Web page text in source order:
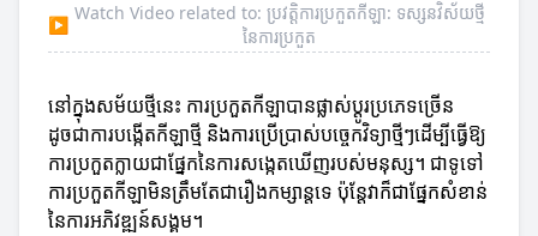
▶
Watch Video related to: ប្រវត្តិការប្រកួតកីឡា: ទស្សនវិស័យថ្មី
នៃការប្រកួត
នៅក្នុងសម័យថ្មីនេះ ការប្រកួតកីឡាបានផ្លាស់ប្តូរប្រភេទច្រើន
ដូចជាការបង្កើតកីឡាថ្មី និងការប្រើប្រាស់បច្ចេកវិទ្យាថ្មីៗដើម្បីធ្វើឱ្យ
ការប្រកួតក្លាយជាផ្នែកនៃការសង្កេតឃើញរបស់មនុស្ស។ ជាទូទៅ
ការប្រកួតកីឡាមិនត្រឹមតែជារឿងកម្សាន្តទេ ប៉ុន្តែវាក៏ជាផ្នែកសំខាន់
នៃការអភិវឌ្ឍន៍សង្គម។